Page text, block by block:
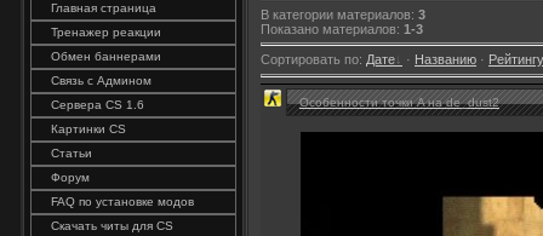
Главная страница
Тренажер реакции
Обмен баннерами
Связь с Админом
Сервера CS 1.6
Картинки CS
Статьи
Форум
FAQ по установке модов
Скачать читы для CS
В категории материалов: 3
Показано материалов: 1-3
Сортировать по: Дате · Названию · Рейтингу
Особенности точки A на de_dust2